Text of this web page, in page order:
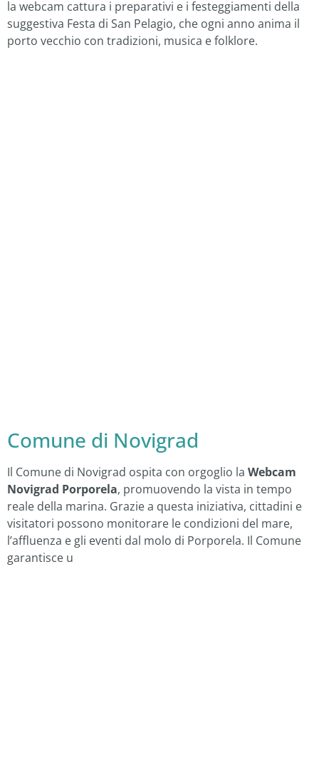
la webcam cattura i preparativi e i festeggiamenti della
suggestiva Festa di San Pelagio, che ogni anno anima il
porto vecchio con tradizioni, musica e folklore.
Comune di Novigrad
Il Comune di Novigrad ospita con orgoglio la Webcam
Novigrad Porporela, promuovendo la vista in tempo
reale della marina. Grazie a questa iniziativa, cittadini e
visitatori possono monitorare le condizioni del mare,
l’affluenza e gli eventi dal molo di Porporela. Il Comune
garantisce u